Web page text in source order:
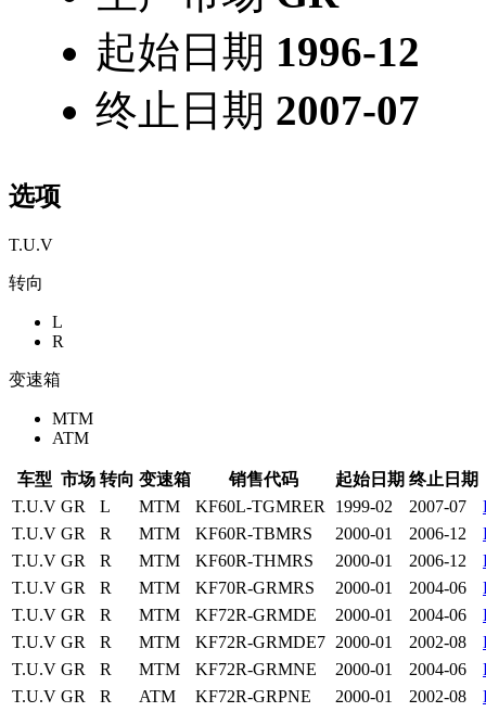
起始日期 1996-12
终止日期 2007-07
选项
T.U.V
转向
L
R
变速箱
MTM
ATM
车型 市场 转向 变速箱 销售代码 起始日期 终止日期
T.U.V GR L MTM KF60L-TGMRER 1999-02 2007-07
T.U.V GR R MTM KF60R-TBMRS 2000-01 2006-12
T.U.V GR R MTM KF60R-THMRS 2000-01 2006-12
T.U.V GR R MTM KF70R-GRMRS 2000-01 2004-06
T.U.V GR R MTM KF72R-GRMDE 2000-01 2004-06
T.U.V GR R MTM KF72R-GRMDE7 2000-01 2002-08
T.U.V GR R MTM KF72R-GRMNE 2000-01 2004-06
T.U.V GR R ATM KF72R-GRPNE 2000-01 2002-08